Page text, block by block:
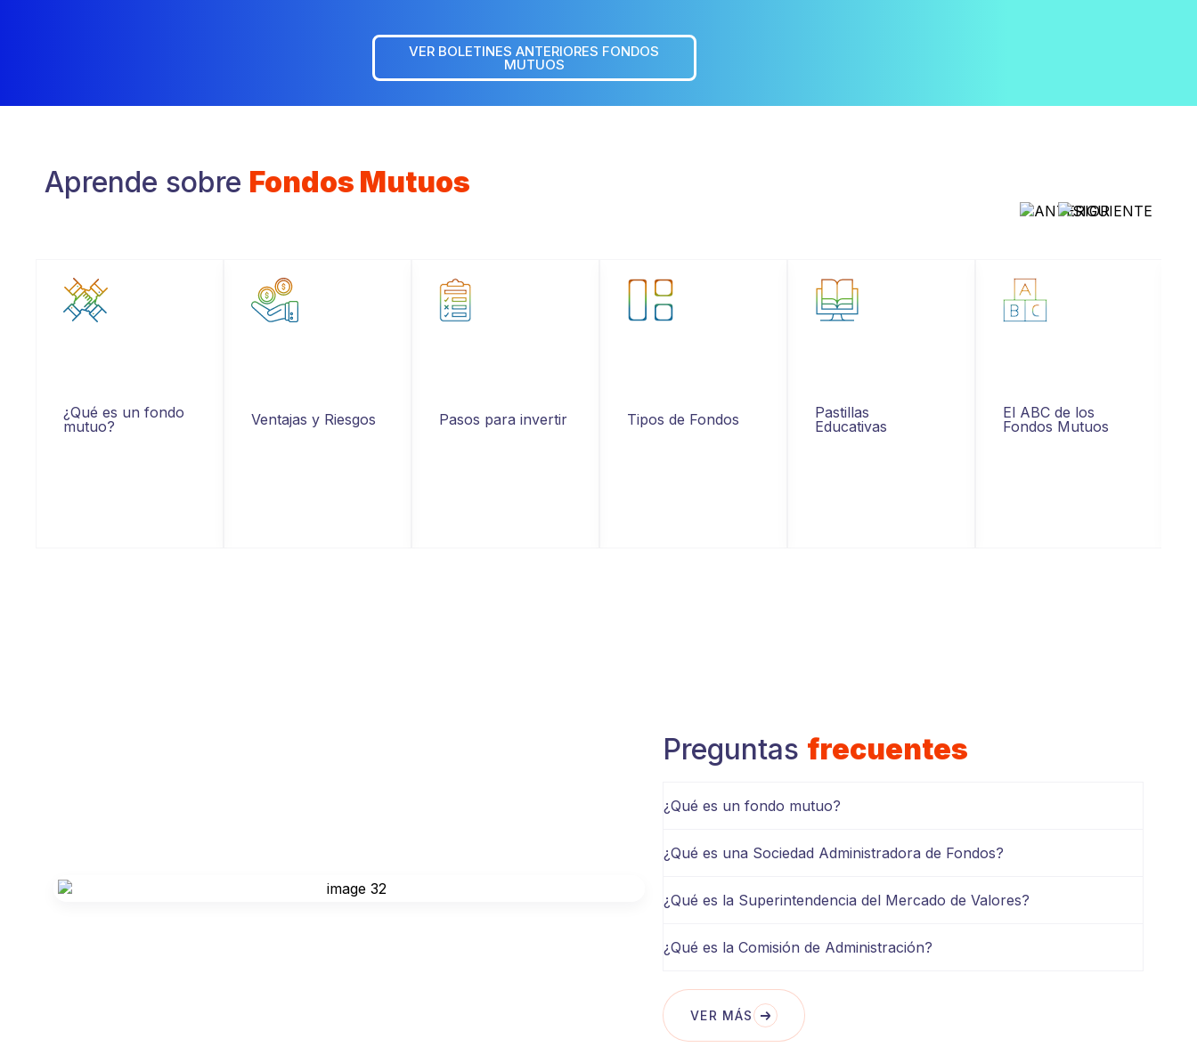
VER BOLETINES ANTERIORES FONDOS
MUTUOS
Aprende sobre Fondos Mutuos
¿Qué es un fondo
mutuo?
Ventajas y Riesgos Pasos para invertir Tipos de Fondos
Pastillas
Educativas
El ABC de los
Fondos Mutuos
Preguntas frecuentes
¿Qué es un fondo mutuo?
¿Qué es una Sociedad Administradora de Fondos?
¿Qué es la Superintendencia del Mercado de Valores?
¿Qué es la Comisión de Administración?
VER MÁS